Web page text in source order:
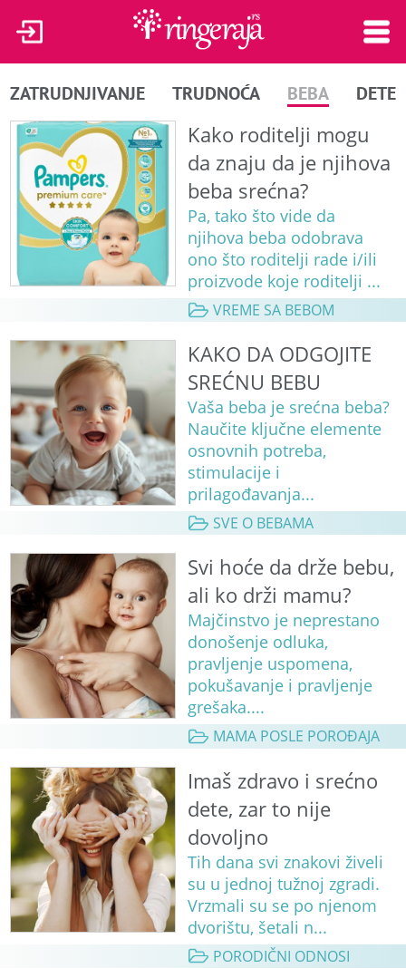
ZATRUDNJIVANJE TRUDNOĆA BEBA DETE
Kako roditelji mogu
da znaju da je njihova
beba srećna?
Pa, tako što vide da
njihova beba odobrava
ono što roditelji rade i/ili
proizvode koje roditelji ...
VREME SA BEBOM
KAKO DA ODGOJITE
SREĆNU BEBU
Vaša beba je srećna beba?
Naučite ključne elemente
osnovnih potreba,
stimulacije i
prilagođavanja...
SVE O BEBAMA
Svi hoće da drže bebu,
ali ko drži mamu?
Majčinstvo je neprestano
donošenje odluka,
pravljenje uspomena,
pokušavanje i pravljenje
grešaka....
MAMA POSLE POROĐAJA
Imaš zdravo i srećno
dete, zar to nije
dovoljno
Tih dana svi znakovi živeli
su u jednoj tužnoj zgradi.
Vrzmali su se po njenom
dvorištu, šetali n...
PORODIČNI ODNOSI